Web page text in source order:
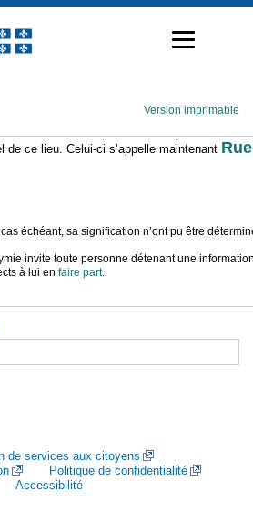
Version imprimable
de ce lieu. Celui-ci s’appelle maintenant Rue
échéant, sa signification n’ont pu être
invite toute personne détenant une
à lui en faire part.
de services aux citoyens
Politique de confidentialité
Accessibilité